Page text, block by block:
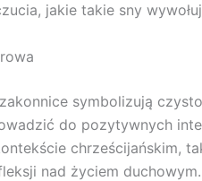
jakie takie sny
symbolizują
do pozytywnych
chrześcijańskim,
nad życiem duchowym.